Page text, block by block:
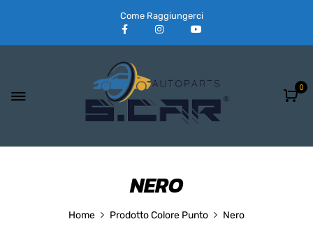
Come Raggiungerci
0
NERO
Home Prodotto Colore Punto Nero